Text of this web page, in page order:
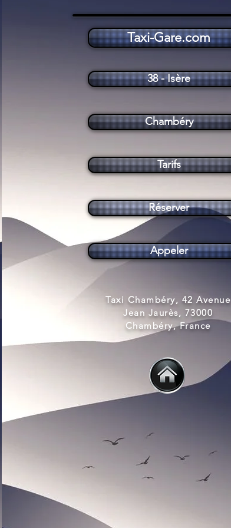
Tarifs
Taxi Chambéry (73000)
Chambéry
Taxi-Gare.com
Réserver
Appeler
38 - Isère
Taxi Chambéry, 42 Avenue
Jean Jaurès, 73000
Chambéry, France